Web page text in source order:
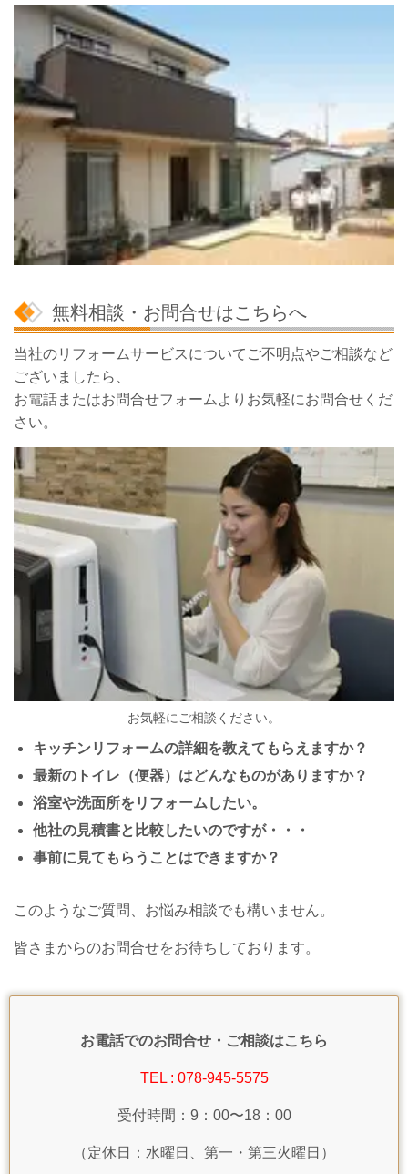
無料相談・お問合せはこちらへ
当社のリフォームサービスについてご不明点やご相談など
ございましたら、
お電話またはお問合せフォームよりお気軽にお問合せくだ
さい。
お気軽にご相談ください。
キッチンリフォームの詳細を教えてもらえますか？
最新のトイレ（便器）はどんなものがありますか？
浴室や洗面所をリフォームしたい。
他社の見積書と比較したいのですが・・・
事前に見てもらうことはできますか？
このようなご質問、お悩み相談でも構いません。
皆さまからのお問合せをお待ちしております。
お電話でのお問合せ・ご相談はこちら
TEL : 078-945-5575
受付時間：9：00〜18：00
（定休日：水曜日、第一・第三火曜日）